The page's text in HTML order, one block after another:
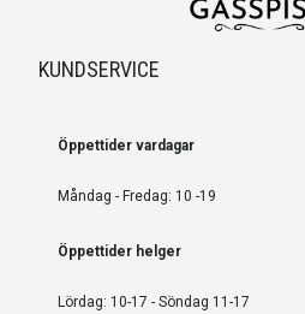
KUNDSERVICE
Öppettider vardagar
Måndag - Fredag: 10 -19
Öppettider helger
Lördag: 10-17 - Söndag 11-17